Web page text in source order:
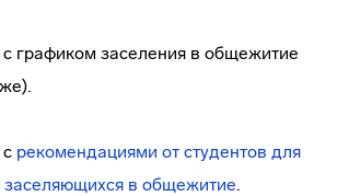
графиком заселения в общежитие
рекомендациями от студентов для
заселяющихся в общежитие.